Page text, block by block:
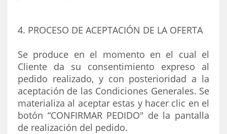
4. PROCESO DE ACEPTACIÓN DE LA OFERTA
Se produce en el momento en el cual el
Cliente da su consentimiento expreso al
pedido realizado, y con posterioridad a la
aceptación de las Condiciones Generales. Se
materializa al aceptar estas y hacer clic en el
botón “CONFIRMAR PEDIDO" de la pantalla
de realización del pedido.